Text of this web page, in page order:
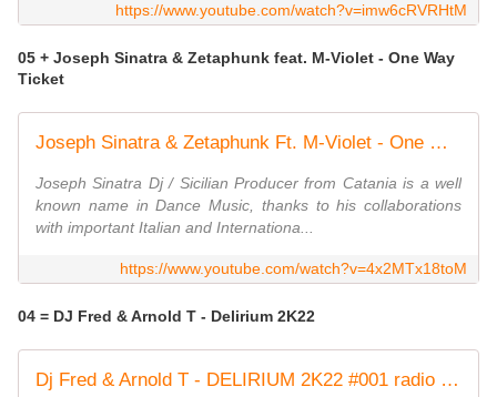
https://www.youtube.com/watch?v=imw6cRVRHtM
05 + Joseph Sinatra & Zetaphunk feat. M-Violet - One Way
Ticket
Joseph Sinatra & Zetaphunk Ft. M-Violet - One Way Ticket - Official video
Joseph Sinatra Dj / Sicilian Producer from Catania is a well
known name in Dance Music, thanks to his collaborations
with important Italian and Internationa...
https://www.youtube.com/watch?v=4x2MTx18toM
04 = DJ Fred & Arnold T - Delirium 2K22
Dj Fred & Arnold T - DELIRIUM 2K22 #001 radio edit ND